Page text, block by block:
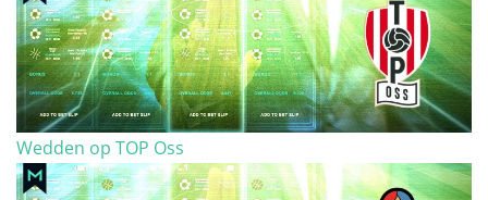
Wedden op TOP Oss